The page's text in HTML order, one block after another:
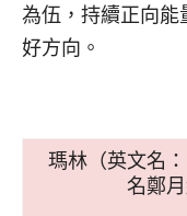
為伍，持續正向
好方向。
瑪林（英文名
名鄭